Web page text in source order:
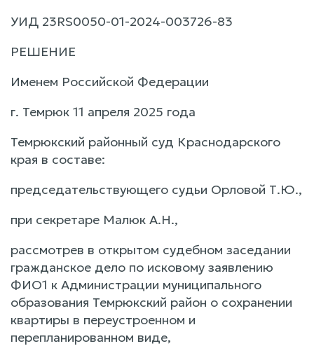
УИД 23RS0050-01-2024-003726-83
РЕШЕНИЕ
Именем Российской Федерации
г. Темрюк 11 апреля 2025 года
Темрюкский районный суд Краснодарского
края в составе:
председательствующего судьи Орловой Т.Ю.,
при секретаре Малюк А.Н.,
рассмотрев в открытом судебном заседании
гражданское дело по исковому заявлению
ФИО1 к Администрации муниципального
образования Темрюкский район о сохранении
квартиры в переустроенном и
перепланированном виде,